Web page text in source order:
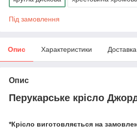
Під замовлення
Опис Характеристики Доставка
Опис
Перукарське крісло
*Крісло виготовляється на